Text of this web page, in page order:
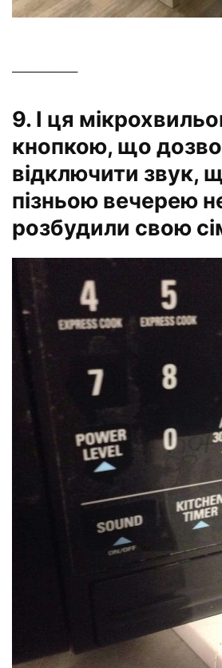
—————–
9. І ця
кнопкою, що
відключити звук,
пізньою вечерею
розбудили свою